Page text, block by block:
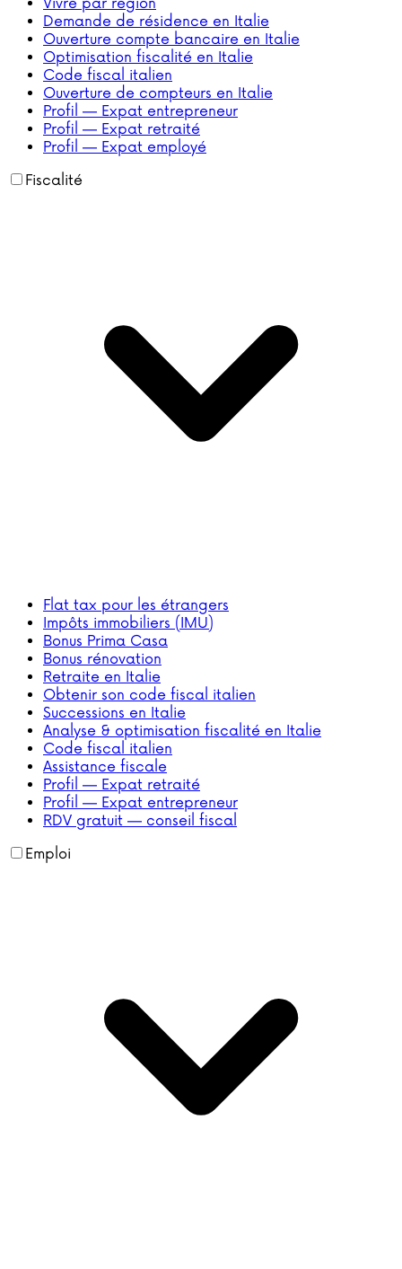
Vivre par région
Demande de résidence en Italie
Ouverture compte bancaire en Italie
Optimisation fiscalité en Italie
Code fiscal italien
Ouverture de compteurs en Italie
Profil — Expat entrepreneur
Profil — Expat retraité
Profil — Expat employé
Fiscalité
Flat tax pour les étrangers
Impôts immobiliers (IMU)
Bonus Prima Casa
Bonus rénovation
Retraite en Italie
Obtenir son code fiscal italien
Successions en Italie
Analyse & optimisation fiscalité en Italie
Code fiscal italien
Assistance fiscale
Profil — Expat retraité
Profil — Expat entrepreneur
RDV gratuit — conseil fiscal
Emploi